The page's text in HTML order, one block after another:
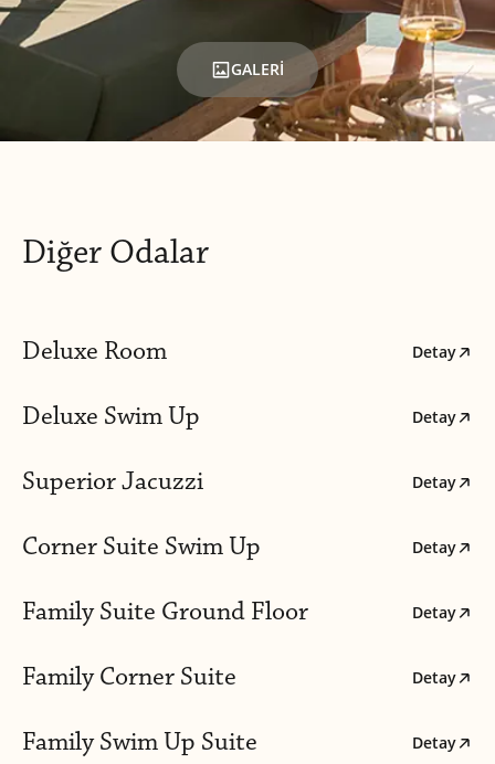
GALERİ
Diğer Odalar
Deluxe Room Detay
Deluxe Swim Up Detay
Superior Jacuzzi Detay
Corner Suite Swim Up Detay
Family Suite Ground Floor Detay
Family Corner Suite Detay
Family Swim Up Suite Detay